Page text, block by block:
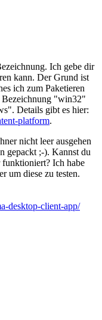
Ich gebe dir
kann. Der Grund ist
ich zum Paketieren
Bezeichnung "win32"
Details gibt es hier:
platform.
nicht leer ausgehen
gepackt ;-). Kannst du
Ich habe
um diese zu testen.
desktop-client-app/